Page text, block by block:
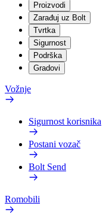
Proizvodi
Zarađuj uz Bolt
Tvrtka
Sigurnost
Podrška
Gradovi
Vožnje
Sigurnost korisnika
Postani vozač
Bolt Send
Romobili